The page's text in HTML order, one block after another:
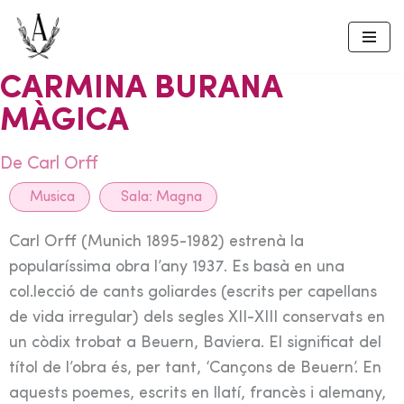
Skip
to
content
CARMINA BURANA
MÀGICA
De Carl Orff
Musica Sala: Magna
Carl Orff (Munich 1895-1982) estrenà la
popularíssima obra l’any 1937. Es basà en una
col.lecció de cants goliardes (escrits per capellans
de vida irregular) dels segles XII-XIII conservats en
un còdix trobat a Beuern, Baviera. El significat del
títol de l’obra és, per tant, ‘Cançons de Beuern’. En
aquests poemes, escrits en llatí, francès i alemany,